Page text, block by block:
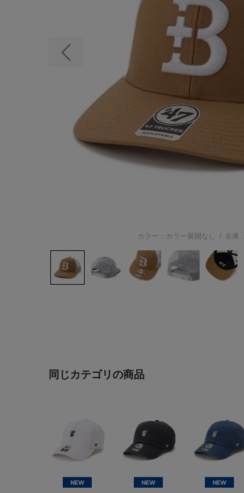
前の画像
カラー：カラー展開なし / 在庫
同じカテゴリの商品
NEW NEW NEW